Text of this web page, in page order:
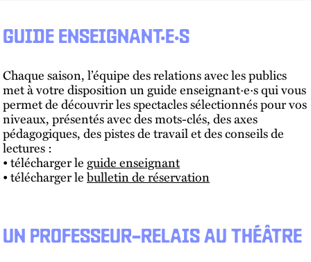
GUIDE ENSEIGNANT·E·S
Chaque saison, l’équipe des relations avec les publics
met à votre disposition un guide enseignant·e·s qui vous
permet de découvrir les spectacles sélectionnés pour vos
niveaux, présentés avec des mots-clés, des axes
pédagogiques, des pistes de travail et des conseils de
lectures :
• télécharger le guide enseignant
• télécharger lebulletin de réservation
UN PROFESSEUR–RELAIS AU THÉÂTRE